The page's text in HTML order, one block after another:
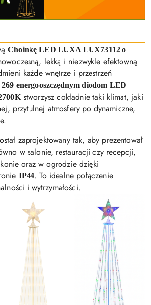
Choinkę LED LUXA LUX73112 o
lekką i niezwykle efektowną
każde wnętrze i przestrzeń
269 energooszczędnym diodom LED
stworzysz dokładnie taki klimat, jaki
przytulnej atmosfery po dynamiczne,
zaprojektowany tak, aby prezentował
w salonie, restauracji czy recepcji,
oraz w ogrodzie dzięki
IP44. To idealne połączenie
i wytrzymałości.